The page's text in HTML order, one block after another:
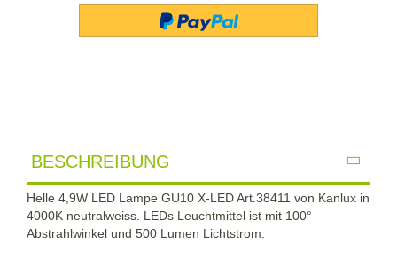
BESCHREIBUNG
Helle 4,9W LED Lampe GU10 X-LED Art.38411 von Kanlux in
4000K neutralweiss. LEDs Leuchtmittel ist mit 100°
Abstrahlwinkel und 500 Lumen Lichtstrom.